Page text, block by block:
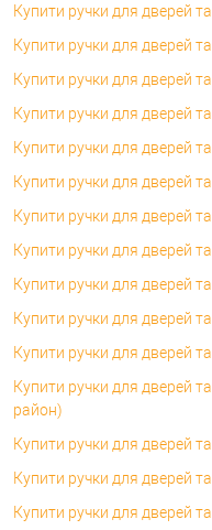
Купити ручки для дверей та
Купити ручки для дверей та
Купити ручки для дверей та
Купити ручки для дверей
Купити ручки для дверей та
Купити ручки для дверей та
Купити ручки для дверей та
Купити ручки для дверей та
Купити ручки для дверей та
Купити ручки для дверей та
Купити ручки для дверей
Купити ручки для дверей
район)
Купити ручки для дверей
Купити ручки для дверей та
Купити ручки для дверей